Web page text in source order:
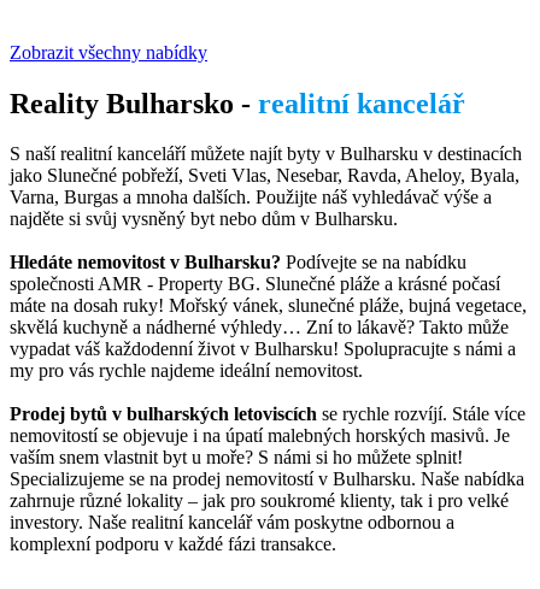
Zobrazit všechny nabídky
Reality Bulharsko - realitní kancelář
S naší realitní kanceláří můžete najít byty v Bulharsku v destinacích
jako Slunečné pobřeží, Sveti Vlas, Nesebar, Ravda, Aheloy, Byala,
Varna, Burgas a mnoha dalších. Použijte náš vyhledávač výše a
najděte si svůj vysněný byt nebo dům v Bulharsku.
Hledáte nemovitost v Bulharsku? Podívejte se na nabídku
společnosti AMR - Property BG. Slunečné pláže a krásné počasí
máte na dosah ruky! Mořský vánek, slunečné pláže, bujná vegetace,
skvělá kuchyně a nádherné výhledy… Zní to lákavě? Takto může
vypadat váš každodenní život v Bulharsku! Spolupracujte s námi a
my pro vás rychle najdeme ideální nemovitost.
Prodej bytů v bulharských letoviscích se rychle rozvíjí. Stále více
nemovitostí se objevuje i na úpatí malebných horských masivů. Je
vaším snem vlastnit byt u moře? S námi si ho můžete splnit!
Specializujeme se na prodej nemovitostí v Bulharsku. Naše nabídka
zahrnuje různé lokality – jak pro soukromé klienty, tak i pro velké
investory. Naše realitní kancelář vám poskytne odbornou a
komplexní podporu v každé fázi transakce.